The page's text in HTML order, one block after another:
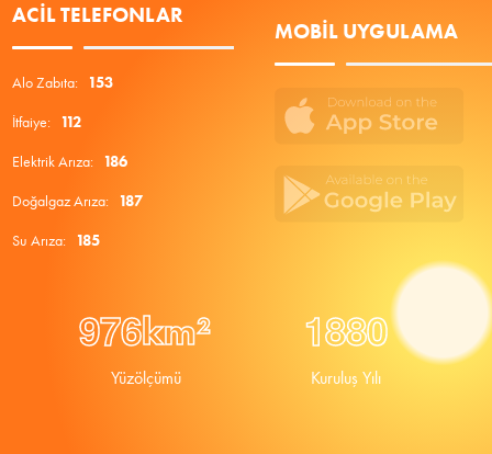
ACIL TELEFONLAR
Alo Zabıta: 153
İtfaiye: 112
Elektrik Arıza: 186
Doğalgaz Arıza: 187
Su Arıza: 185
MOBIL UYGULAMA
976km²
Yüzölçümü
1880
Kuruluş Yılı